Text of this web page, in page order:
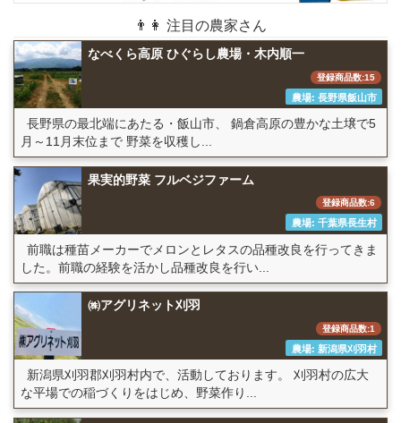
👨👩 注目の農家さん
なべくら高原 ひぐらし農場・木内順一
登録商品数:15
農場: 長野県飯山市
長野県の最北端にあたる・飯山市、 鍋倉高原の豊かな土壌で5
月～11月末位まで 野菜を収穫し...
果実的野菜 フルベジファーム
登録商品数:6
農場: 千葉県長生村
前職は種苗メーカーでメロンとレタスの品種改良を行ってきま
した。前職の経験を活かし品種改良を行い...
㈱アグリネット刈羽
登録商品数:1
農場: 新潟県刈羽村
新潟県刈羽郡刈羽村内で、活動しております。 刈羽村の広大
な平場での稲づくりをはじめ、野菜作り...